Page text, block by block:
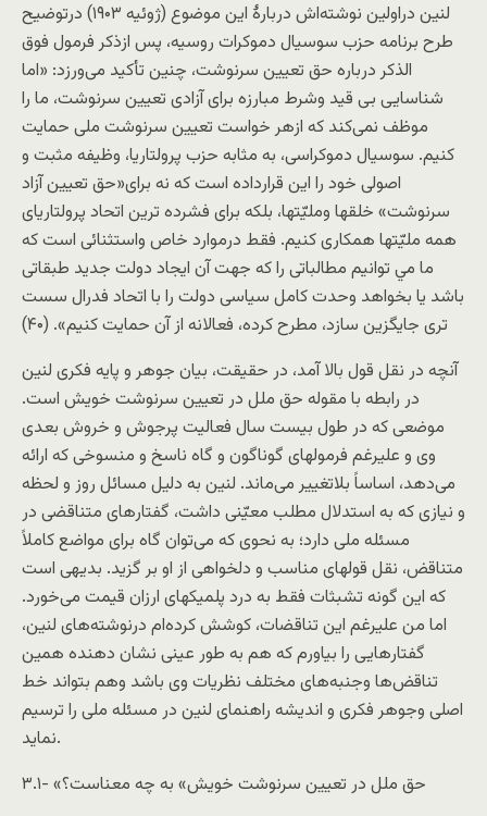
لنين دراولين نوشته‌اش دربارۀ اين موضوع (ژوئيه ۱۹۰۳) درتوضيح
طرح برنامه حزب سوسيال دموکرات روسيه، پس ازذکر فرمول فوق
الذکر درباره حق تعيين سرنوشت، چنين تأکيد می‌ورزد: «اما
شناسايی بی قيد وشرط مبارزه برای آزادی تعيين سرنوشت، ما را
موظف نمی‌کند که ازهر خواست تعيين سرنوشت ملی حمايت
کنيم. سوسيال دموکراسی، به مثابه حزب پرولتاريا، وظيفه مثبت و
اصولی خود را اين قرارداده است که نه برای«حق تعيين آزاد
سرنوشت» خلقها ومليّتها، بلکه برای فشرده ترين اتحاد پرولتاريای
همه مليّتها همکاری کنيم. فقط درموارد خاص واستثنائی است که
ما مي توانيم مطالباتی را که جهت آن ايجاد دولت جديد طبقاتی
باشد يا بخواهد وحدت کامل سياسی دولت را با اتحاد فدرال سست
تری جايگزين سازد، مطرح کرده، فعالانه از آن حمايت کنيم». (۴۰)
آنچه در نقل قول بالا آمد، در حقيقت، بیان جوهر و پايه فکری لنين
در رابطه با مقوله حق ملل در تعيين سرنوشت خویش است.
موضعی که در طول بيست سال فعاليت پرجوش و خروش بعدی
وی و عليرغم فرمولهای گوناگون و گاه ناسخ و منسوخی که ارائه
می‌دهد، اساساً بلاتغيير می‌ماند. لنين به دليل مسائل روز و لحظه
و نيازی که به استدلال مطلب معيّنی داشت، گفتارهای متناقضی در
مسئله ملی دارد؛ به نحوی که می‌توان گاه برای مواضع کاملاً
متناقض، نقل قولهای مناسب و دلخواهی از او بر گزيد. بدیهی است
که این گونه تشبثات فقط به درد پلميکهای ارزان قيمت می‌خورد.
اما من عليرغم اين تناقضات، کوشش کرده‌ام درنوشته‌های لنین،
گفتارهايی را بياورم که هم به طور عينی نشان دهنده همين
تناقض‌ها وجنبه‌های مختلف نظريات وی باشد وهم بتواند خط
اصلی وجوهر فکری و انديشه راهنمای لنين در مسئله ملی را ترسيم
نماید.
۳.۱- «حق ملل در تعيين سرنوشت خويش» به چه معناست؟